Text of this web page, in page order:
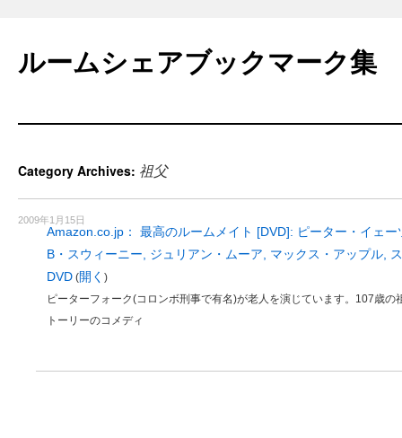
content
ルームシェアブックマーク集
Category Archives: 祖父
2009年1月15日
Amazon.co.jp： 最高のルームメイト [DVD]: ピーター・イェ
B・スウィーニー, ジュリアン・ムーア, マックス・アップル,
DVD (開く )
ピーターフォーク(コロンボ刑事で有名)が老人を演じています。107歳の
トーリーのコメディ